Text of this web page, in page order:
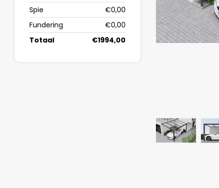
Spie
€0,00
Fundering
€0,00
Totaal
€1994,00